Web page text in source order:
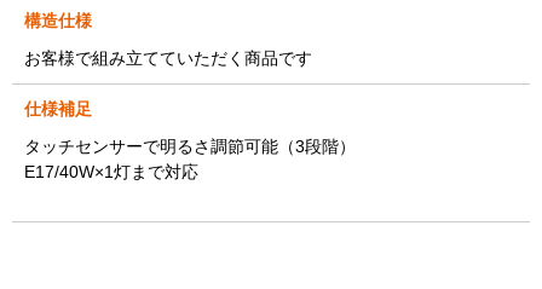
構造仕様
お客様で組み立てていただく商品です
仕様補足
タッチセンサーで明るさ調節可能（3段階）
E17/40W×1灯まで対応